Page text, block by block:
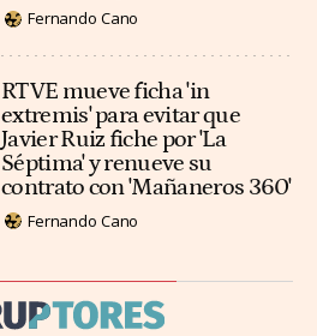
Fernando Cano
RTVE mueve ficha 'in
extremis' para evitar que
Javier Ruiz fiche por 'La
Séptima' y renueve su
contrato con 'Mañaneros 360'
Fernando Cano